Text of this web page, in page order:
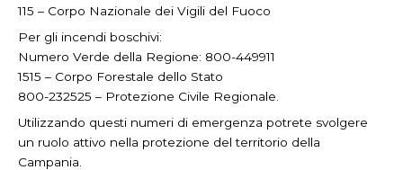
115 – Corpo Nazionale dei Vigili del Fuoco
Per gli incendi boschivi:
Numero Verde della Regione: 800-449911
1515 – Corpo Forestale dello Stato
800-232525 – Protezione Civile Regionale.
Utilizzando questi numeri di emergenza potrete svolgere
un ruolo attivo nella protezione del territorio della
Campania.